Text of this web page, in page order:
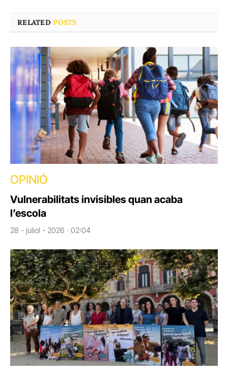
RELATEDPOSTS
OPINIÓ
Vulnerabilitats invisibles quan acaba
l’escola
28 - juliol - 2026 · 02:04